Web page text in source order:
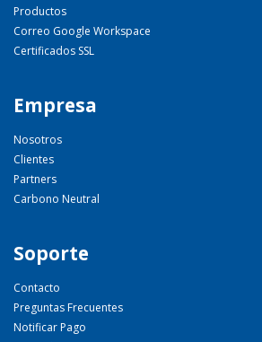
Productos
Correo Google Workspace
Certificados SSL
Empresa
Nosotros
Clientes
Partners
Carbono Neutral
Soporte
Contacto
Preguntas Frecuentes
Notificar Pago